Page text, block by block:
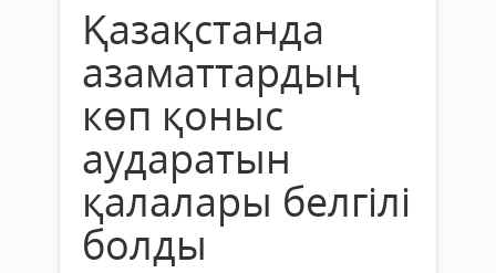
Қазақстанда
азаматтардың
көп қоныс
аударатын
қалалары белгілі
болды